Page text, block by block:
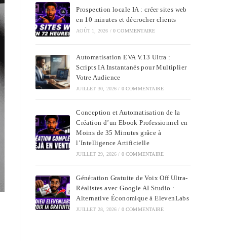
Prospection locale IA : créer sites web
en 10 minutes et décrocher clients
AOÛT 1, 2026 / 0 COMMENTAIRE
Automatisation EVA V.13 Ultra :
Scripts IA Instantanés pour Multiplier
Votre Audience
JUILLET 30, 2026 / 0 COMMENTAIRE
Conception et Automatisation de la
Création d’un Ebook Professionnel en
Moins de 35 Minutes grâce à
l’Intelligence Artificielle
JUILLET 29, 2026 / 0 COMMENTAIRE
Génération Gratuite de Voix Off Ultra-
Réalistes avec Google AI Studio :
Alternative Économique à ElevenLabs
JUILLET 28, 2026 / 0 COMMENTAIRE